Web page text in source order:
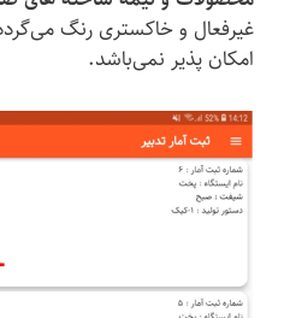
غیرفعال و خاکستری رنگ
امکان پذیر نمی‌باشد.